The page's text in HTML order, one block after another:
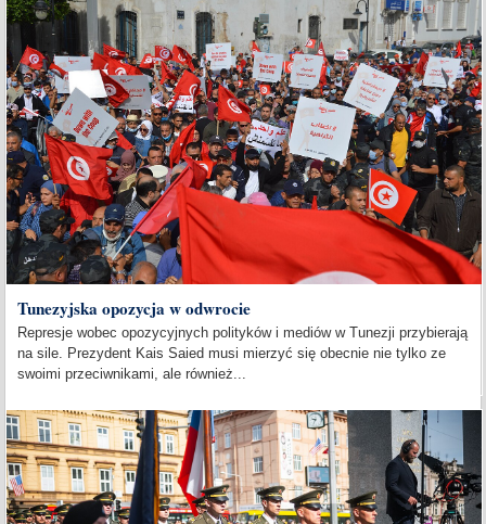
Tunezyjska opozycja w odwrocie
Represje wobec opozycyjnych polityków i mediów w Tunezji przybierają
na sile. Prezydent Kais Saied musi mierzyć się obecnie nie tylko ze
swoimi przeciwnikami, ale również...